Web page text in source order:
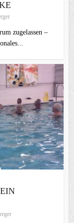
zugelassen –